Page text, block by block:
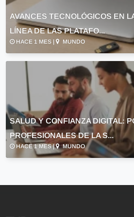
AVANCES TECNOLÓGICOS EN
LÍNEA DE LAS PLATAFO...
HACE 1 MES | MUNDO
SALUD Y CONFIANZA DIGITAL:
PROFESIONALES DE LA S...
HACE 1 MES | MUNDO